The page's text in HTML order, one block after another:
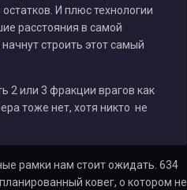
И плюс технологии
расстояния в самой
строить этот самый
2 или 3 фракции врагов как
тоже нет, хотя никто не
рамки нам стоит ожидать. 634
ковег, о котором не